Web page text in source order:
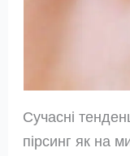
Сучасні
пірсинг як на